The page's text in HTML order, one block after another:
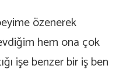
özenerek
hem ona çok
işe benzer bir iş ben